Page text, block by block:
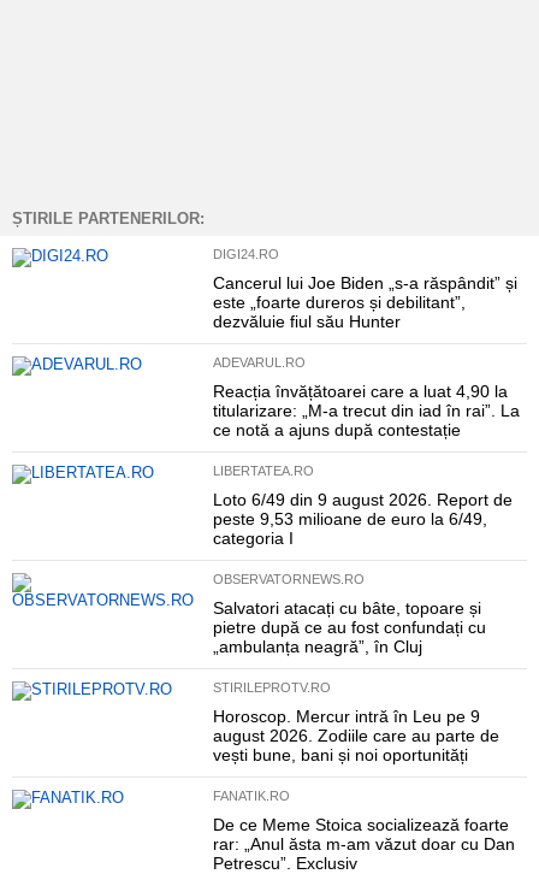
ȘTIRILE PARTENERILOR:
DIGI24.RO
Cancerul lui Joe Biden „s-a răspândit” și
este „foarte dureros și debilitant”,
dezvăluie fiul său Hunter
ADEVARUL.RO
Reacția învățătoarei care a luat 4,90 la
titularizare: „M-a trecut din iad în rai”. La
ce notă a ajuns după contestație
LIBERTATEA.RO
Loto 6/49 din 9 august 2026. Report de
peste 9,53 milioane de euro la 6/49,
categoria I
OBSERVATORNEWS.RO
Salvatori atacați cu bâte, topoare și
pietre după ce au fost confundați cu
„ambulanța neagră”, în Cluj
STIRILEPROTV.RO
Horoscop. Mercur intră în Leu pe 9
august 2026. Zodiile care au parte de
vești bune, bani și noi oportunități
FANATIK.RO
De ce Meme Stoica socializează foarte
rar: „Anul ăsta m-am văzut doar cu Dan
Petrescu”. Exclusiv